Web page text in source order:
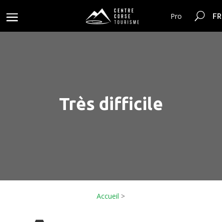
Pro
Très difficile
Accueil >